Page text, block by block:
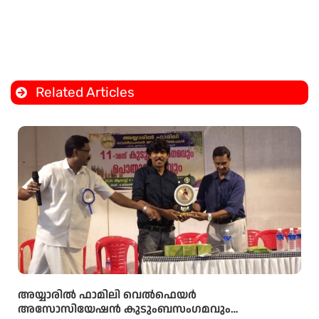
Related Articles
അയ്യാരിൽ ഫാമിലി വെൽഫെയർ
അസോസിയേഷൻ കുടുംബസംഗമവും